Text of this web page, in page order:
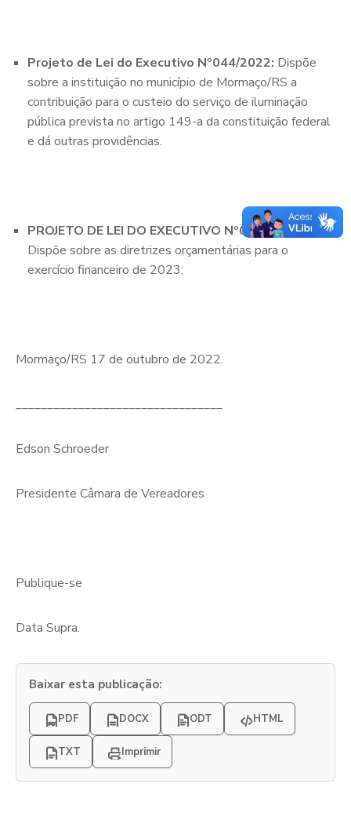
Projeto de Lei do Executivo Nº044/2022: Dispõe
sobre a instituição no município de Mormaço/RS a
contribuição para o custeio do serviço de iluminação
pública prevista no artigo 149-a da constituição federal
e dá outras providências.
PROJETO DE LEI DO EXECUTIVO Nº045/2022:
Dispõe sobre as diretrizes orçamentárias para o
exercício financeiro de 2023;
Mormaço/RS 17 de outubro de 2022.
_________________________________
Edson Schroeder
Presidente Câmara de Vereadores
Publique-se
Data Supra.
Baixar esta publicação:
PDF DOCX ODT HTML
TXT Imprimir